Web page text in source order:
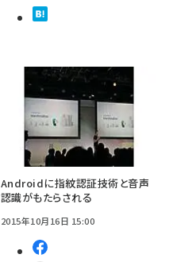
Androidに指紋認証技術と音声
認識がもたらされる
2015年10月16日 15:00